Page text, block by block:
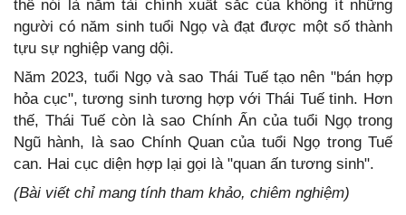
thể nói là năm tài chính xuất sắc của không ít những
người có năm sinh tuổi Ngọ và đạt được một số thành
tựu sự nghiệp vang dội.
Năm 2023, tuổi Ngọ và sao Thái Tuế tạo nên "bán hợp
hỏa cục", tương sinh tương hợp với Thái Tuế tinh. Hơn
thế, Thái Tuế còn là sao Chính Ấn của tuổi Ngọ trong
Ngũ hành, là sao Chính Quan của tuổi Ngọ trong Tuế
can. Hai cục diện hợp lại gọi là "quan ấn tương sinh".
(Bài viết chỉ mang tính tham khảo, chiêm nghiệm)